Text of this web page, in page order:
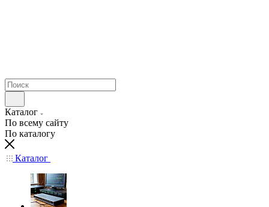
Каталог
По всему сайту
По каталогу
Каталог